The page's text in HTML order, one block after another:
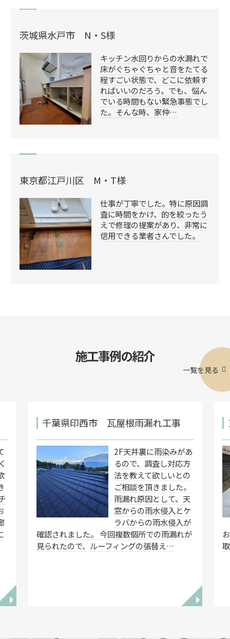
茨城県水戸市 N・S様
キッチン水回りからの水漏れで
床がぐちゃぐちゃと音をたてる
程すごい状態で、どこに依頼す
ればいいのだろう。でも、悩ん
でいる時間もない緊急事態でし
た。そんな時、家仲…
東京都江戸川区 M・T様
仕事が丁寧でした。特に原因調
査に時間をかけ、的を絞ったう
えで修理の提案があり、非常に
信用できる業者さんでした。
施工事例の紹介
一覧を見る
◥
千葉県印西市 瓦屋根雨漏れ工事
2F天井裏に雨染みがあ
るので、調査し対応方
法を教えて欲しいとの
ご相談を頂きました。
雨漏れ原因として、天
窓からの雨水侵入とケ
ラバからの雨水侵入が
確認されました。 今回複数個所での雨漏れが
見られたので、ルーフィングの張替え…
◥